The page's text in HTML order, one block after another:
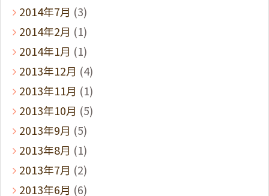
2014年7月 (3)
2014年2月 (1)
2014年1月 (1)
2013年12月 (4)
2013年11月 (1)
2013年10月 (5)
2013年9月 (5)
2013年8月 (1)
2013年7月 (2)
2013年6月 (6)